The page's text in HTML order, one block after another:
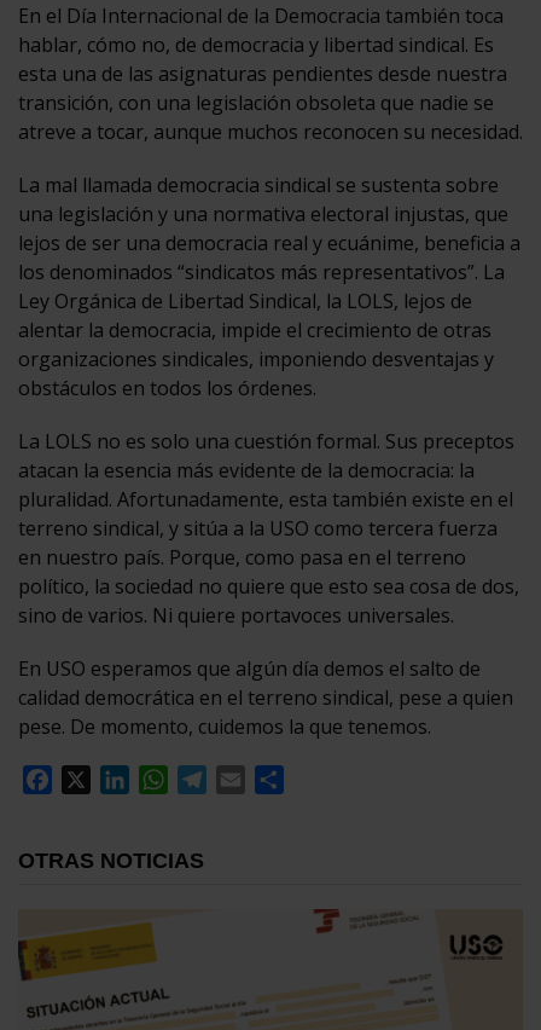
En el Día Internacional de la Democracia también toca
hablar, cómo no, de democracia y libertad sindical. Es
esta una de las asignaturas pendientes desde nuestra
transición, con una legislación obsoleta que nadie se
atreve a tocar, aunque muchos reconocen su necesidad.
La mal llamada democracia sindical se sustenta sobre
una legislación y una normativa electoral injustas, que
lejos de ser una democracia real y ecuánime, beneficia a
los denominados “sindicatos más representativos”. La
Ley Orgánica de Libertad Sindical, la LOLS, lejos de
alentar la democracia, impide el crecimiento de otras
organizaciones sindicales, imponiendo desventajas y
obstáculos en todos los órdenes.
La LOLS no es solo una cuestión formal. Sus preceptos
atacan la esencia más evidente de la democracia: la
pluralidad. Afortunadamente, esta también existe en el
terreno sindical, y sitúa a la USO como tercera fuerza
en nuestro país. Porque, como pasa en el terreno
político, la sociedad no quiere que esto sea cosa de dos,
sino de varios. Ni quiere portavoces universales.
En USO esperamos que algún día demos el salto de
calidad democrática en el terreno sindical, pese a quien
pese. De momento, cuidemos la que tenemos.
Facebook
LinkedInWhatsApp
Telegram
Email
OTRAS NOTICIAS